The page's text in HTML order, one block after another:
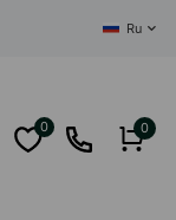
Ru
0 0